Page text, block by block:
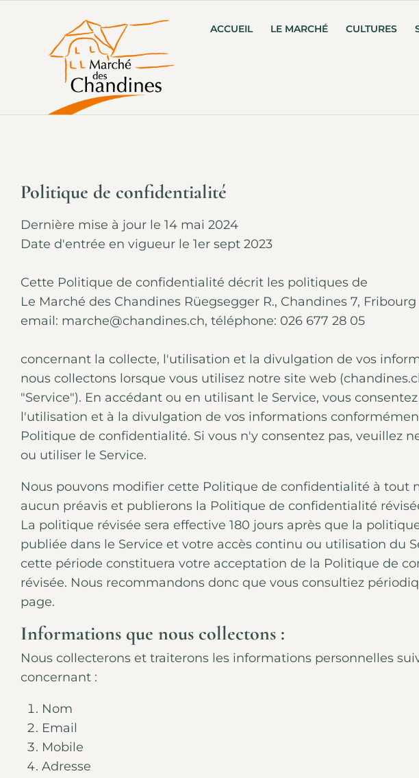
ACCUEIL LE MARCHÉ CULTURES
Politique de confidentialité
Dernière mise à jour le 14 mai 2024
Date d'entrée en vigueur le 1er sept 2023
Cette Politique de confidentialité décrit les politiques de
Le Marché des Chandines Rüegsegger R., Chandines 7, Fribourg
email: marche@chandines.ch, téléphone: 026 677 28 05
concernant la collecte, l'utilisation et la divulgation de vos
nous collectons lorsque vous utilisez notre site web
"Service"). En accédant ou en utilisant le Service, vous
l'utilisation et à la divulgation de vos informations
Politique de confidentialité. Si vous n'y consentez pas, veuillez
ou utiliser le Service.
Nous pouvons modifier cette Politique de confidentialité à tout
aucun préavis et publierons la Politique de confidentialité
La politique révisée sera effective 180 jours après que la
publiée dans le Service et votre accès continu ou utilisation du
cette période constituera votre acceptation de la Politique de
révisée. Nous recommandons donc que vous consultiez
page.
Informations que nous collectons :
Nous collecterons et traiterons les informations personnelles
concernant :
Nom
Email
Mobile
Adresse